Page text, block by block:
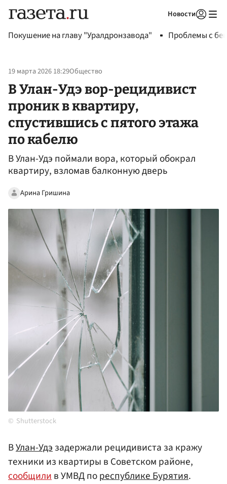
Новости
Покушение на главу "Уралдронзавода" Проблемы с
19 марта 2026 18:29Общество
В Улан-Удэ вор-рецидивист
проник в квартиру,
спустившись с пятого этажа
по кабелю
В Улан-Удэ поймали вора, который обокрал
квартиру, взломав балконную дверь
Арина Гришина
Shutterstock
ВУлан-Удэзадержали рецидивиста за кражу
техники из квартиры в Советском районе,
сообщилив УМВД пореспублике Бурятия.